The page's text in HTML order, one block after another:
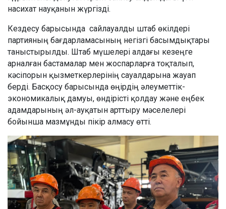
насихат науқанын жүргізді.
Кездесу барысында сайлауалды штаб өкілдері
партияның бағдарламасының негізгі басымдықтары
таныстырылды. Штаб мүшелері алдағы кезеңге
арналған бастамалар мен жоспарларға тоқталып,
кәсіпорын қызметкерлерінің сауалдарына жауап
берді. Басқосу барысында өңірдің әлеуметтік-
экономикалық дамуы, өндірісті қолдау және еңбек
адамдарының әл-ауқатын арттыру мәселелері
бойынша мазмұнды пікір алмасу өтті.